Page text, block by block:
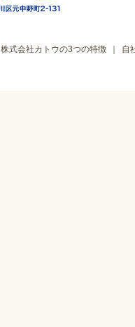
株式会社カトウの3つの特徴 自